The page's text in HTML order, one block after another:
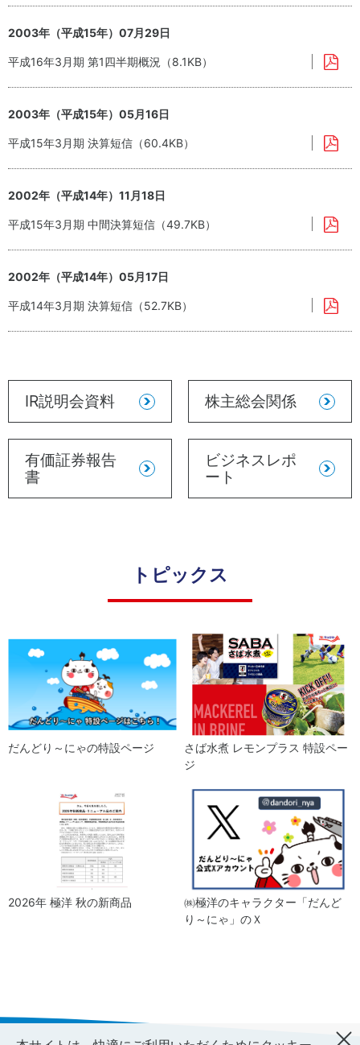
2003年（平成15年）07月29日
平成16年3月期 第1四半期概況（8.1KB）
2003年（平成15年）05月16日
平成15年3月期 決算短信（60.4KB）
2002年（平成14年）11月18日
平成15年3月期 中間決算短信（49.7KB）
2002年（平成14年）05月17日
平成14年3月期 決算短信（52.7KB）
IR説明会資料 株主総会関係
有価証券報告
書
ビジネスレポ
ート
トピックス
だんどり～にゃの特設ページ
さば水煮 レモンプラス 特設ペー
ジ
2026年 極洋 秋の新商品
㈱極洋のキャラクター「だんど
り～にゃ」のＸ